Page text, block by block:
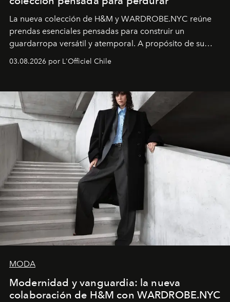
La nueva colección de H&M y WARDROBE.NYC reúne
prendas esenciales pensadas para construir un
guardarropa versátil y atemporal. A propósito de su
lanzamiento, los fundadores de la firma neoyorquina y
la asesora creativa y jefa de diseño global de la marca
y la filosofía detrás de la propuesta.
03.08.2026 por L'Officiel Chile
MODA
Modernidad y vanguardia: la nueva
colaboración de H&M con WARDROBE.NYC